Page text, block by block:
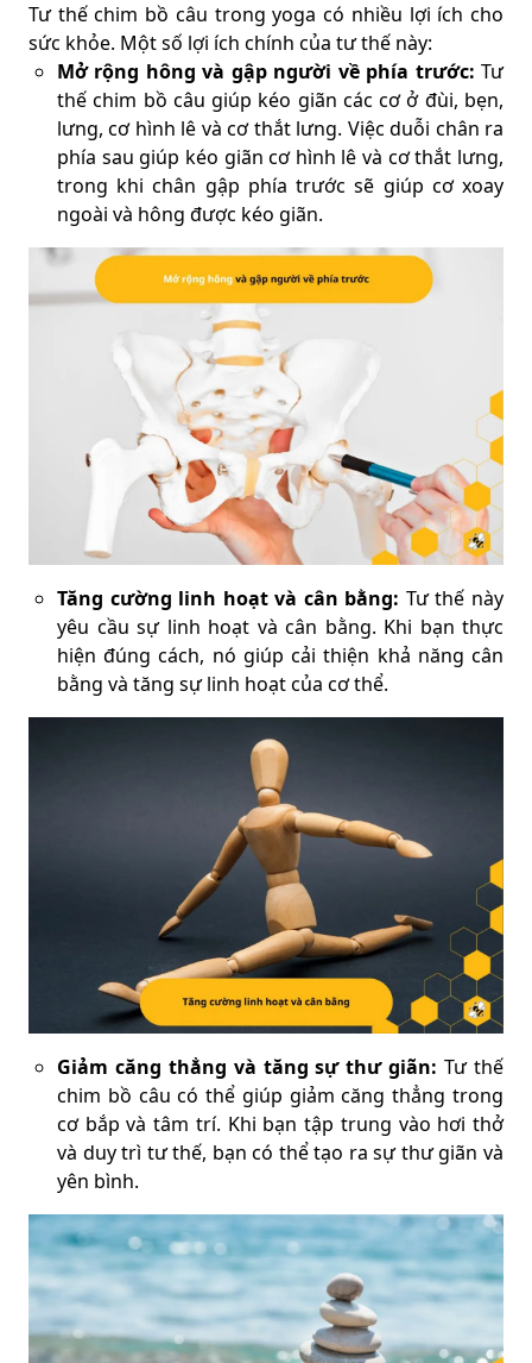
Tư thế chim bồ câu trong yoga có nhiều lợi ích cho
sức khỏe. Một số lợi ích chính của tư thế này:
Mở rộng hông và gập người về phía trước: Tư
thế chim bồ câu giúp kéo giãn các cơ ở đùi, bẹn,
lưng, cơ hình lê và cơ thắt lưng. Việc duỗi chân ra
phía sau giúp kéo giãn cơ hình lê và cơ thắt lưng,
trong khi chân gập phía trước sẽ giúp cơ xoay
ngoài và hông được kéo giãn.
Tăng cường linh hoạt và cân bằng: Tư thế này
yêu cầu sự linh hoạt và cân bằng. Khi bạn thực
hiện đúng cách, nó giúp cải thiện khả năng cân
bằng và tăng sự linh hoạt của cơ thể.
Giảm căng thẳng và tăng sự thư giãn: Tư thế
chim bồ câu có thể giúp giảm căng thẳng trong
cơ bắp và tâm trí. Khi bạn tập trung vào hơi thở
và duy trì tư thế, bạn có thể tạo ra sự thư giãn và
yên bình.